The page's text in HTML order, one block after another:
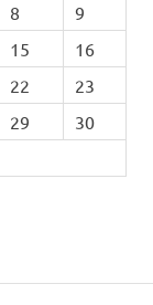
8
9
15
16
22
23
29
30